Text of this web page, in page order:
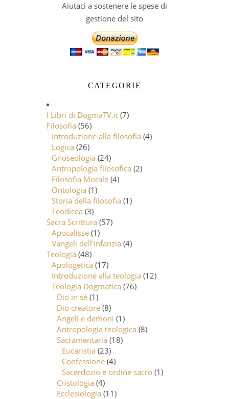
Aiutaci a sostenere le spese di
gestione del sito
CATEGORIE
I Libri di DogmaTV.it (7)
Filosofia (56)
Introduzione alla filosofia (4)
Logica (26)
Gnoseologia (24)
Antropologia filosofica (2)
Filosofia Morale (4)
Ontologia (1)
Storia della filosofia (1)
Teodicea (3)
Sacra Scrittura (57)
Apocalisse (1)
Vangeli dell'infanzia (4)
Teologia (48)
Apologetica (17)
Introduzione alla teologia (12)
Teologia Dogmatica (76)
Dio in sé (1)
Dio creatore (8)
Angeli e demoni (1)
Antropologia teologica (8)
Sacramentaria (18)
Eucaristia (23)
Confessione (4)
Sacerdozio e ordine sacro (1)
Cristologia (4)
Ecclesiologia (11)